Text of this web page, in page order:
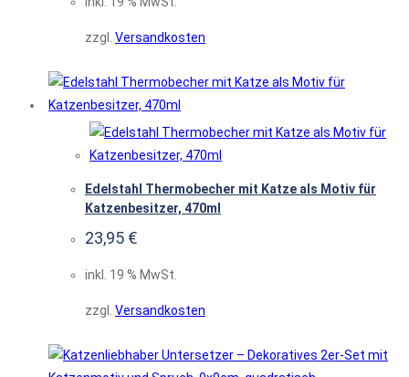
zzgl. Versandkosten
Edelstahl Thermobecher mit Katze als Motiv für
Katzenbesitzer, 470ml
23,95 €
inkl. 19 % MwSt.
zzgl. Versandkosten